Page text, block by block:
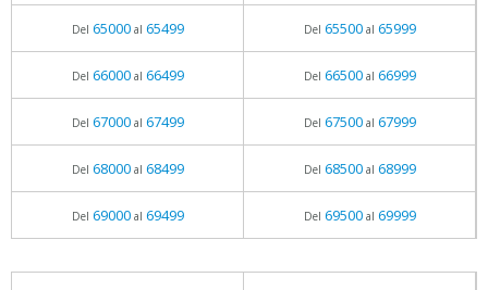
Del 65000al 65499 Del 65500al 65999
Del 66000al 66499 Del 66500al 66999
Del 67000al 67499 Del 67500al 67999
Del 68000al 68499 Del 68500al 68999
Del 69000al 69499 Del 69500al 69999